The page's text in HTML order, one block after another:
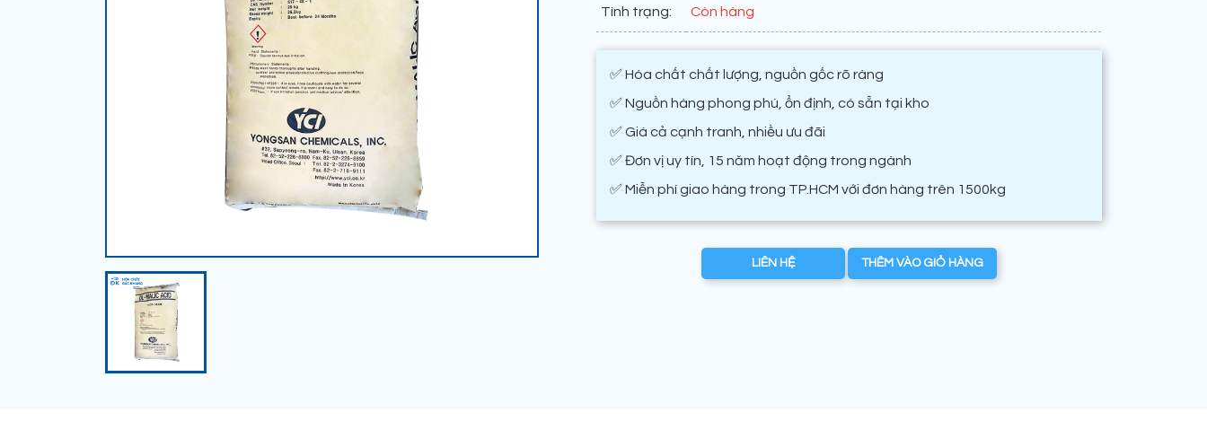
Tình trạng: Còn hàng
✅ Hóa chất chất lượng, nguồn gốc rõ ràng
✅ Nguồn hàng phong phú, ổn định, có sẵn tại kho
✅ Giá cả cạnh tranh, nhiều ưu đãi
✅ Đơn vị uy tín, 15 năm hoạt động trong ngành
✅ Miễn phí giao hàng trong TP.HCM với đơn hàng trên 1500kg
LIÊN HỆ THÊM VÀO GIỎ HÀNG